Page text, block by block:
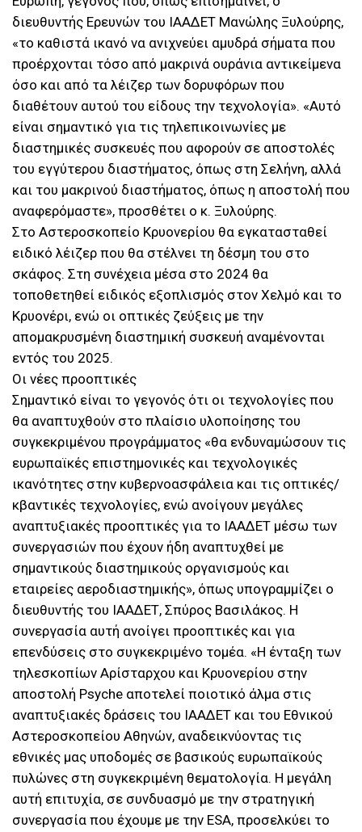
διευθυντής Ερευνών του ΙΑΑΔΕΤ Μανώλης Ξυλούρης,
«το καθιστά ικανό να ανιχνεύει αμυδρά σήματα που
προέρχονται τόσο από μακρινά ουράνια αντικείμενα
όσο και από τα λέιζερ των δορυφόρων που
διαθέτουν αυτού του είδους την τεχνολογία». «Αυτό
είναι σημαντικό για τις τηλεπικοινωνίες με
διαστημικές συσκευές που αφορούν σε αποστολές
του εγγύτερου διαστήματος, όπως στη Σελήνη, αλλά
και του μακρινού διαστήματος, όπως η αποστολή που
αναφερόμαστε», προσθέτει ο κ. Ξυλούρης.
Στο Αστεροσκοπείο Κρυονερίου θα εγκατασταθεί
ειδικό λέιζερ που θα στέλνει τη δέσμη του στο
σκάφος. Στη συνέχεια μέσα στο 2024 θα
τοποθετηθεί ειδικός εξοπλισμός στον Χελμό και το
Κρυονέρι, ενώ οι οπτικές ζεύξεις με την
απομακρυσμένη διαστημική συσκευή αναμένονται
εντός του 2025.
Οι νέες προοπτικές
Σημαντικό είναι το γεγονός ότι οι τεχνολογίες που
θα αναπτυχθούν στο πλαίσιο υλοποίησης του
συγκεκριμένου προγράμματος «θα ενδυναμώσουν τις
ευρωπαϊκές επιστημονικές και τεχνολογικές
ικανότητες στην κυβερνοασφάλεια και τις οπτικές/
κβαντικές τεχνολογίες, ενώ ανοίγουν μεγάλες
αναπτυξιακές προοπτικές για το ΙΑΑΔΕΤ μέσω των
συνεργασιών που έχουν ήδη αναπτυχθεί με
σημαντικούς διαστημικούς οργανισμούς και
εταιρείες αεροδιαστημικής», όπως υπογραμμίζει ο
διευθυντής του ΙΑΑΔΕΤ, Σπύρος Βασιλάκος. Η
συνεργασία αυτή ανοίγει προοπτικές και για
επενδύσεις στο συγκεκριμένο τομέα. «Η ένταξη των
τηλεσκοπίων Αρίσταρχου και Κρυονερίου στην
αποστολή Psyche αποτελεί ποιοτικό άλμα στις
αναπτυξιακές δράσεις του ΙΑΑΔΕΤ και του Εθνικού
Αστεροσκοπείου Αθηνών, αναδεικνύοντας τις
εθνικές μας υποδομές σε βασικούς ευρωπαϊκούς
πυλώνες στη συγκεκριμένη θεματολογία. Η μεγάλη
αυτή επιτυχία, σε συνδυασμό με την στρατηγική
συνεργασία που έχουμε με την ESA, προσελκύει το